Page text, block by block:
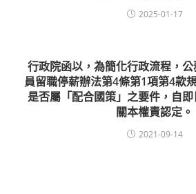
2025-01-17
行政院函以，為簡化行政流程，
員留職停薪辦法第4條第1項第4款
是否屬「配合國策」之要件，自
關本權責認定。
2021-09-14